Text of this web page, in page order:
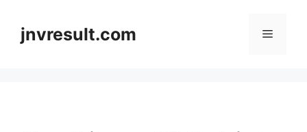
contentjnvresult.com Menu